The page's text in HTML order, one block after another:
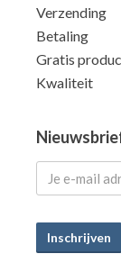
Verzending
Betaling
Gratis
Kwaliteit
Inschrijven